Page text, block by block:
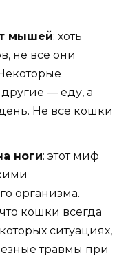
мышей: хоть
не все они
— еду, а
Не все кошки
ноги: этот миф
организма.
кошки всегда
ситуациях,
травмы при